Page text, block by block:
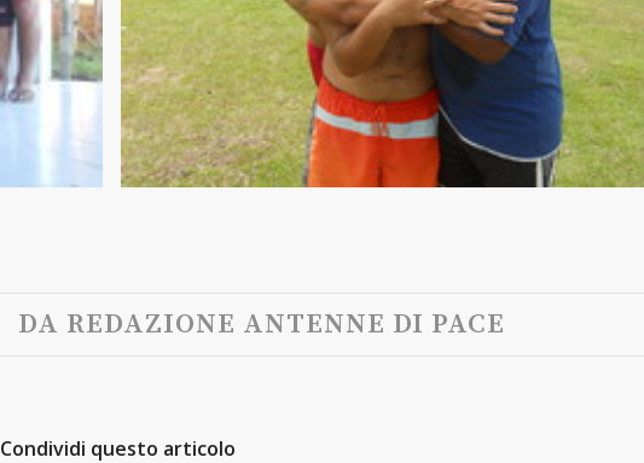
DA REDAZIONE ANTENNE DI PACE
Condividi questo articolo